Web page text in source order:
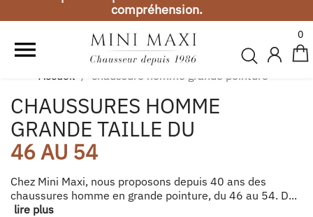
compréhension.
Vacances d'été
Toute commande passée entre le 1er et le 19 août,
Vacances d'été
Toute commande passée entre le 1er et le 19 août,
sera expédiée à partir du 20 août. Merci de votre

0
Accueil chaussure homme grande pointure
CHAUSSURES HOMME
GRANDE TAILLE DU
46 AU 54
Chez Mini Maxi, nous proposons depuis 40 ans des
chaussures homme en grande pointure, du 46 au 54. D...
lire plus